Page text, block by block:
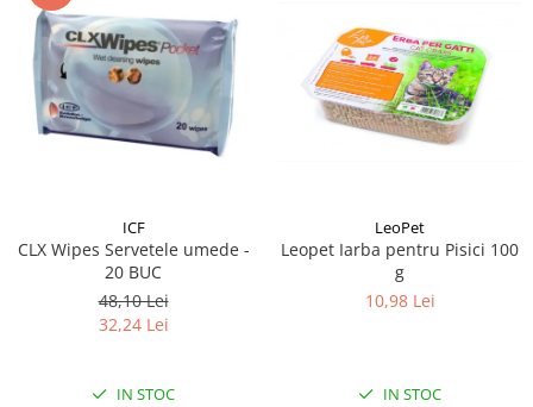
ICF
CLX Wipes Servetele umede -
20 BUC
48,10 Lei
32,24 Lei
IN STOC
LeoPet
Leopet Iarba pentru Pisici 100
g
10,98 Lei
IN STOC